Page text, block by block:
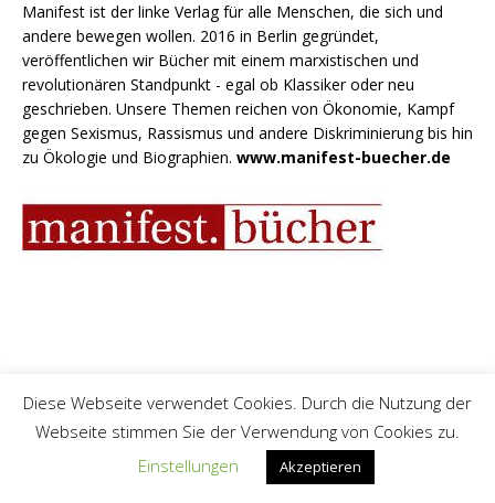
Manifest ist der linke Verlag für alle Menschen, die sich und
andere bewegen wollen. 2016 in Berlin gegründet,
veröffentlichen wir Bücher mit einem marxistischen und
revolutionären Standpunkt - egal ob Klassiker oder neu
geschrieben. Unsere Themen reichen von Ökonomie, Kampf
gegen Sexismus, Rassismus und andere Diskriminierung bis hin
zu Ökologie und Biographien. www.manifest-buecher.de
Diese Webseite verwendet Cookies. Durch die Nutzung der
Webseite stimmen Sie der Verwendung von Cookies zu.
Einstellungen
Akzeptieren